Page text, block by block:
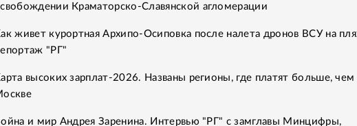
Краматорско-Славянской агломерации
живет курортная Архипо-Осиповка после налета дронов ВСУ на
"РГ"
высоких зарплат-2026. Названы регионы, где платят больше, чем
и мир Андрея Заренина. Интервью "РГ" с замглавы Минцифры,